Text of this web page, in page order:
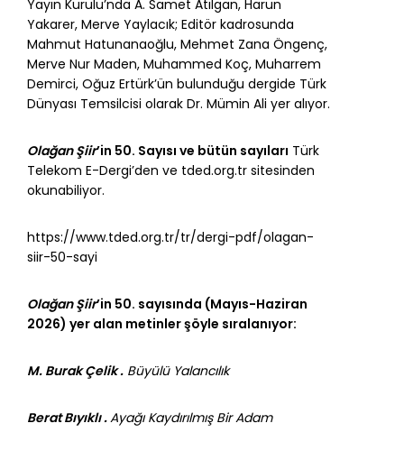
Yayın Kurulu’nda A. Samet Atılgan, Harun
Yakarer, Merve Yaylacık; Editör kadrosunda
Mahmut Hatunanaoğlu, Mehmet Zana Öngenç,
Merve Nur Maden, Muhammed Koç, Muharrem
Demirci, Oğuz Ertürk’ün bulunduğu dergide Türk
Dünyası Temsilcisi olarak Dr. Mümin Ali yer alıyor.
Olağan Şiir’in 50. Sayısı ve bütün sayıları Türk
Telekom E-Dergi’den ve tded.org.tr sitesinden
okunabiliyor.
https://www.tded.org.tr/tr/dergi-pdf/olagan-
siir-50-sayi
Olağan Şiir’in 50. sayısında (Mayıs-Haziran
2026) yer alan metinler şöyle sıralanıyor:
M. Burak Çelik . Büyülü Yalancılık
Berat Bıyıklı .Ayağı Kaydırılmış Bir Adam